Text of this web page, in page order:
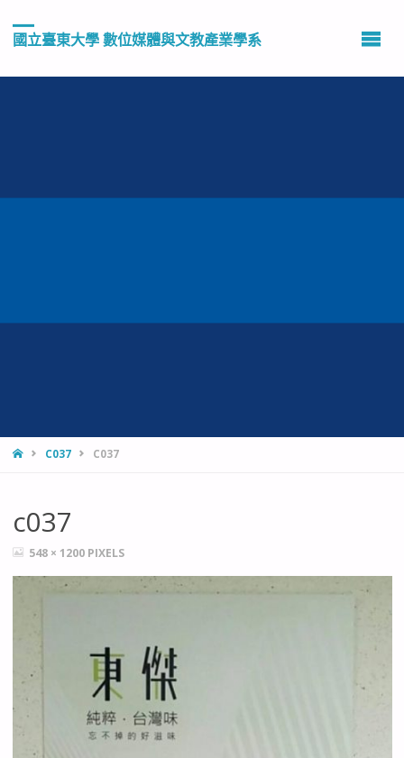
國立臺東大學 數位媒體與文教產業學系
HOMEC037 C037
c037
FULL548 × 1200 PIXELS